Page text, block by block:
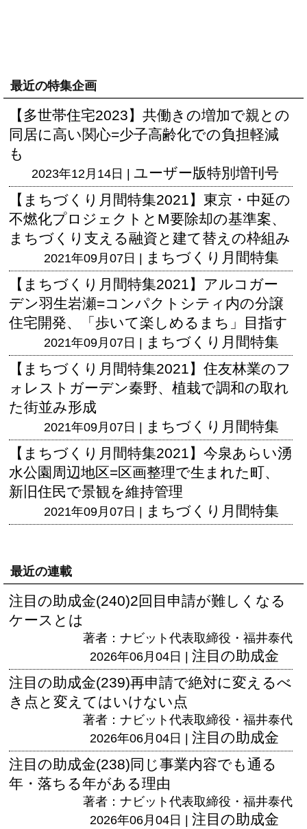
最近の特集企画
【多世帯住宅2023】共働きの増加で親との
同居に高い関心=少子高齢化での負担軽減
も
2023年12月14日 | ユーザー版特別増刊号
【まちづくり月間特集2021】東京・中延の
不燃化プロジェクトとM要除却の基準案、
まちづくり支える融資と建て替えの枠組み
2021年09月07日 | まちづくり月間特集
【まちづくり月間特集2021】アルコガー
デン羽生岩瀬=コンパクトシティ内の分譲
住宅開発、「歩いて楽しめるまち」目指す
2021年09月07日 | まちづくり月間特集
【まちづくり月間特集2021】住友林業のフ
ォレストガーデン秦野、植栽で調和の取れ
た街並み形成
2021年09月07日 | まちづくり月間特集
【まちづくり月間特集2021】今泉あらい湧
水公園周辺地区=区画整理で生まれた町、
新旧住民で景観を維持管理
2021年09月07日 | まちづくり月間特集
最近の連載
注目の助成金(240)2回目申請が難しくなる
ケースとは
著者：ナビット代表取締役・福井泰代
2026年06月04日 | 注目の助成金
注目の助成金(239)再申請で絶対に変えるべ
き点と変えてはいけない点
著者：ナビット代表取締役・福井泰代
2026年06月04日 | 注目の助成金
注目の助成金(238)同じ事業内容でも通る
年・落ちる年がある理由
著者：ナビット代表取締役・福井泰代
2026年06月04日 | 注目の助成金